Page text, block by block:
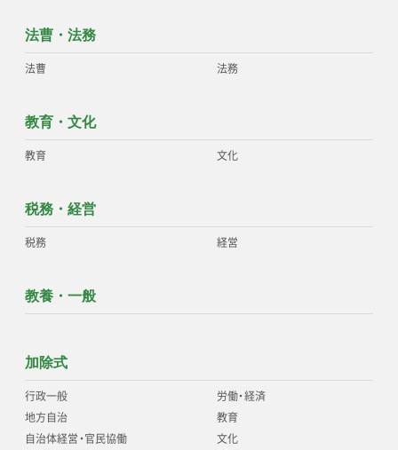
法曹・法務
法曹 法務
教育・文化
教育 文化
税務・経営
税務 経営
教養・一般
加除式
行政一般
地方自治
自治体経営・官民協働
労働・経済
教育
文化